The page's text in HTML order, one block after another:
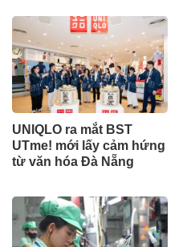
UNIQLO ra mắt BST
UTme! mới lấy cảm hứng
từ văn hóa Đà Nẵng